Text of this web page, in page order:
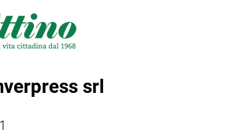
Scout
1, per
di guerra
comunità
srl